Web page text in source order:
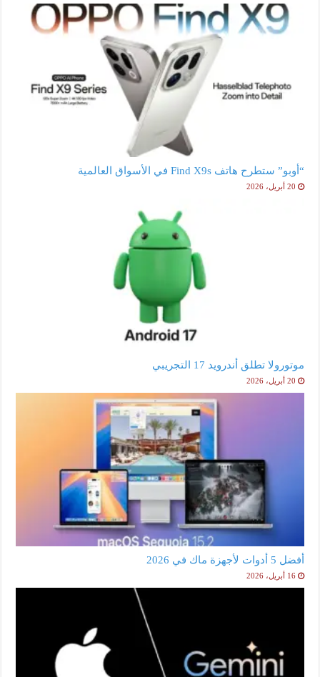
“أوبو” ستطرح هاتف Find X9s في الأسواق العالمية
20 أبريل، 2026
موتورولا تطلق أندرويد 17 التجريبي
20 أبريل، 2026
أفضل 5 أدوات لأجهزة ماك في 2026
16 أبريل، 2026